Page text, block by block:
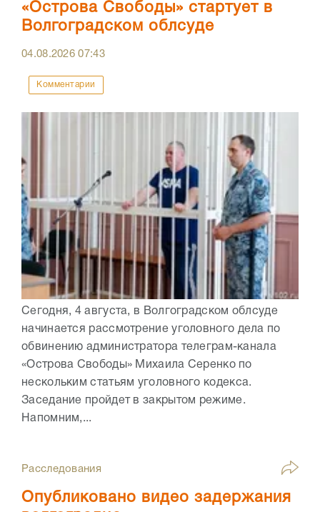
«Острова Свободы» стартует в
Волгоградском облсуде
04.08.202607:43
Комментарии
Сегодня, 4 августа, в Волгоградском облсуде
начинается рассмотрение уголовного дела по
обвинению администратора телеграм-канала
«Острова Свободы» Михаила Серенко по
нескольким статьям уголовного кодекса.
Заседание пройдет в закрытом режиме.
Напомним,...
Расследования
Опубликовано видео задержания